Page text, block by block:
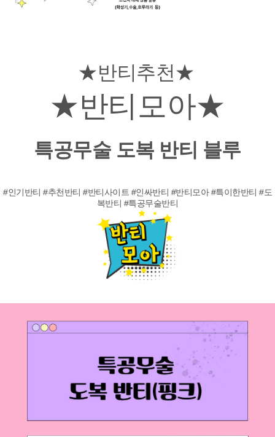
★반티추천★
★반티모아★
특공무술 도복 반티 블루
#인기반티 #추천반티 #반티사이트 #인싸반티 #반티모아 #특이한반티 #도
복반티 #특공무술반티